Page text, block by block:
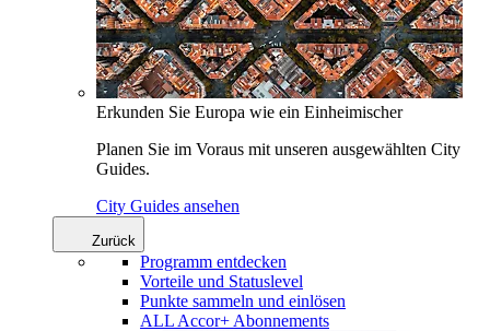
Erkunden Sie Europa wie ein Einheimischer
Planen Sie im Voraus mit unseren ausgewählten City
Guides.
City Guides ansehen
Zurück
Programm entdecken
Vorteile und Statuslevel
Punkte sammeln und einlösen
ALL Accor+ Abonnements